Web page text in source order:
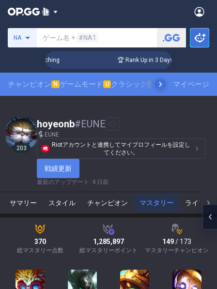
NA ゲーム名 + #NA1
Coaching 🏆 Rank Up in 3 Days! Challenger
チャンピオン N ゲームモード U クラシック N スキンランキング
マイページ
203
hoyeonb#EUNE
EUNE
Riotアカウントと連携してマイプロフィールを設定し
てください。
戦績更新
最新のアップデート : 4 日前
サマリー スタイル チャンピオン マスタリー ライブゲ
370
総マスタリー点数
1,285,897
総マスタリーポイント
149/ 173
マスタリーチャンピオン